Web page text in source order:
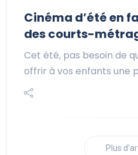
Cinéma d’été en
des courts-
Cet été, pas besoin de
offrir à vos enfants une
Plus